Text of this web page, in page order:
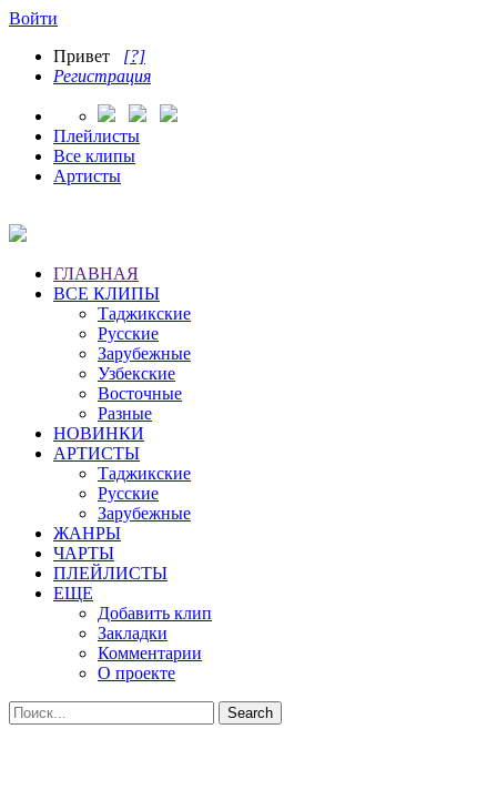
Войти
Привет [?]
Регистрация
Плейлисты
Все клипы
Артисты
ГЛАВНАЯ
ВСЕ КЛИПЫ
Таджикские
Русские
Зарубежные
Узбекские
Восточные
Разные
НОВИНКИ
АРТИСТЫ
Таджикские
Русские
Зарубежные
ЖАНРЫ
ЧАРТЫ
ПЛЕЙЛИСТЫ
ЕЩЕ
Добавить клип
Закладки
Комментарии
О проекте